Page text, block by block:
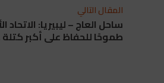
المقال التالي
ساحل العاج – ليبيريا:
طموحًا للحفاظ على أكبر